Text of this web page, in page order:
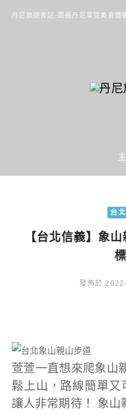
丹尼旅遊食記-跟著丹尼享受美食體
台
【台北信義】象
發佈於
萱萱一直想來爬象山
鬆上山，路線簡單又
讓人非常期待！ 象山